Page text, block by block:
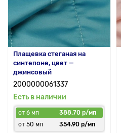
Плащевка стеганая на
синтепоне, цвет —
джинсовый
2000000061337
Есть в наличии
от 6 мп
388.70 р/мп
от 50 мп
354.90 р/мп